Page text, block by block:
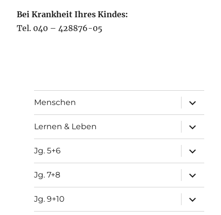
Bei Krankheit Ihres Kindes:
Tel. 040 – 428876-05
Menschen
öffnen
Lernen & Leben
öffnen
Jg. 5+6
öffnen
Jg. 7+8
öffnen
Jg. 9+10
öffnen